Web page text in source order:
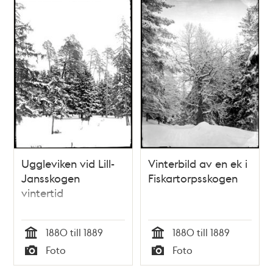
Uggleviken vid Lill-
Jansskogen
vintertid
Tid
1880 till 1889
Typ
Foto
Vinterbild av en ek i
Fiskartorpsskogen
Tid
1880 till 1889
Typ
Foto